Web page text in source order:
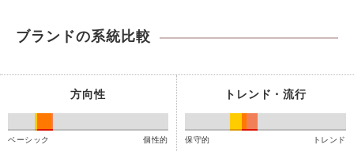
ブランドの系統比較
方向性
ベーシック 個性的
トレンド・流行
保守的 トレンド